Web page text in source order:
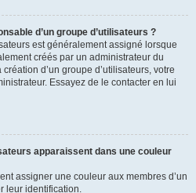
d’un groupe d’utilisateurs ?
est généralement assigné lorsque
créés par un administrateur du
d’un groupe d’utilisateurs, votre
Essayez de le contacter en lui
apparaissent dans une couleur
assigner une couleur aux membres d’un
leur identification.